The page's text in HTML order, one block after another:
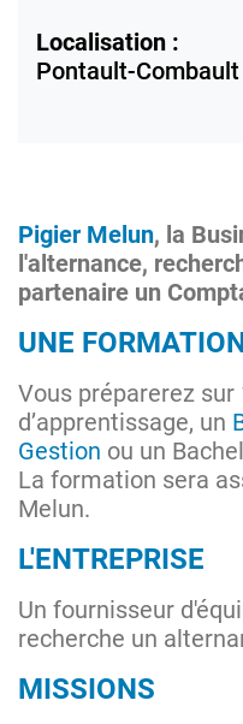
Localisation :
Pontault-Combault
Pigier Melun, la
l'alternance,
partenaire un
UNE
Vous préparerez
d’apprentissage, un
Gestion ou un
La formation sera
Melun.
L'ENTREPRISE
Un fournisseur
recherche un
MISSIONS